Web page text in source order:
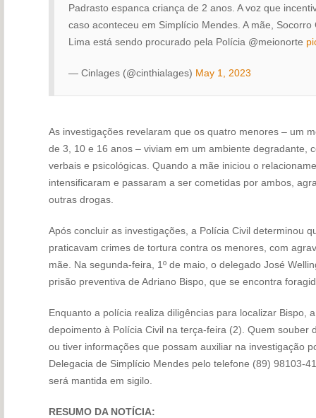
Padrasto espanca criança de 2 anos. A voz que
caso aconteceu em Simplício Mendes. A mãe,
Lima está sendo procurado pela Polícia @meionorte
— Cinlages (@cinthialages) May 1, 2023
As investigações revelaram que os quatro menores – um
de 3, 10 e 16 anos – viviam em um ambiente degradante,
verbais e psicológicas. Quando a mãe iniciou o
intensificaram e passaram a ser cometidas por ambos,
outras drogas.
Após concluir as investigações, a Polícia Civil determinou
praticavam crimes de tortura contra os menores, com
mãe. Na segunda-feira, 1º de maio, o delegado José
prisão preventiva de Adriano Bispo, que se encontra
Enquanto a polícia realiza diligências para localizar Bispo,
depoimento à Polícia Civil na terça-feira (2). Quem souber
ou tiver informações que possam auxiliar na investigação
Delegacia de Simplício Mendes pelo telefone (89) 98103-
será mantida em sigilo.
RESUMO DA NOTÍCIA: